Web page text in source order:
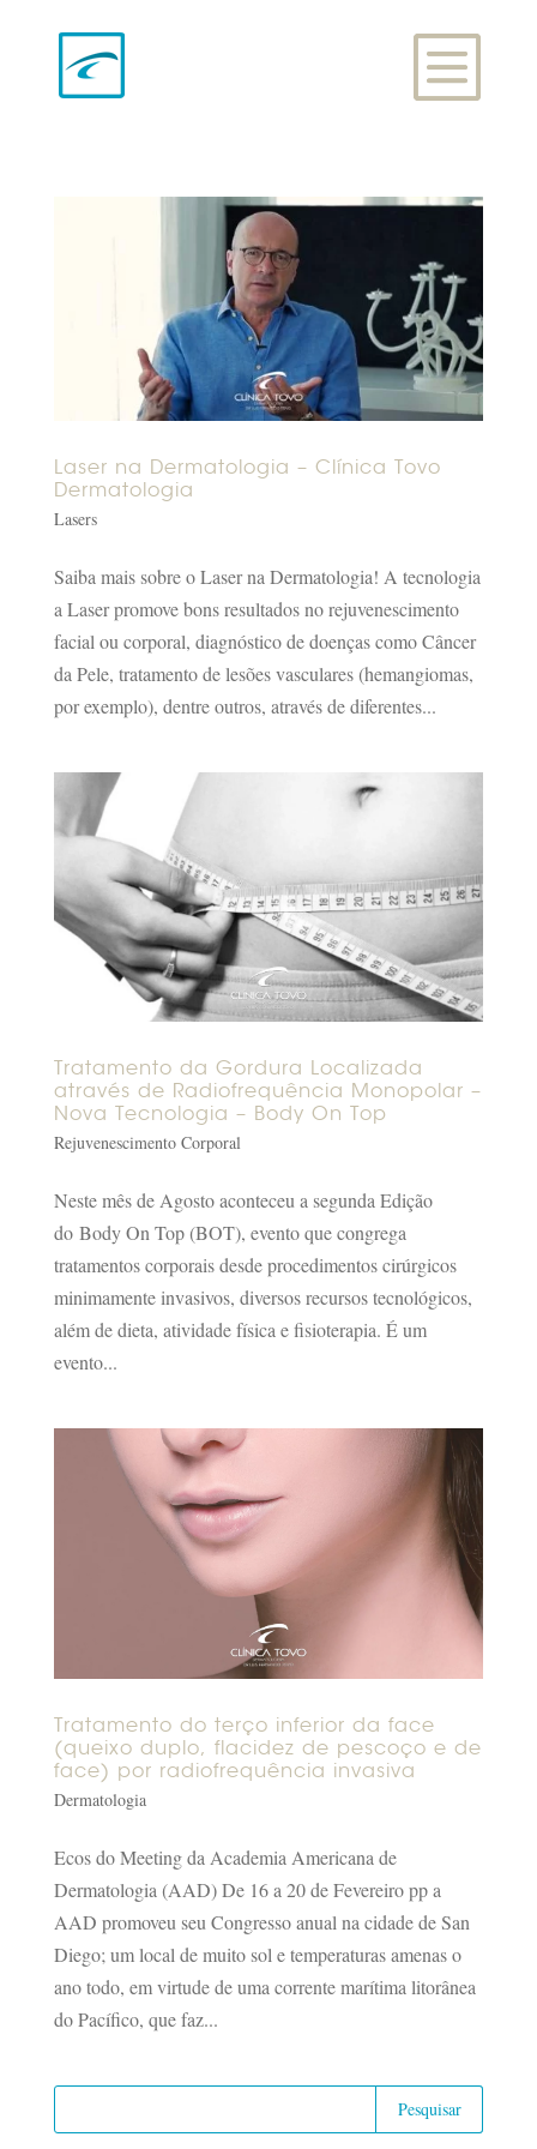
Laser na Dermatologia – Clínica Tovo
Dermatologia
Lasers
Saiba mais sobre o Laser na Dermatologia! A tecnologia
a Laser promove bons resultados no rejuvenescimento
facial ou corporal, diagnóstico de doenças como Câncer
da Pele, tratamento de lesões vasculares (hemangiomas,
por exemplo), dentre outros, através de diferentes...
Tratamento da Gordura Localizada
através de Radiofrequência Monopolar –
Nova Tecnologia – Body On Top
Rejuvenescimento Corporal
Neste mês de Agosto aconteceu a segunda Edição
do Body On Top (BOT), evento que congrega
tratamentos corporais desde procedimentos cirúrgicos
minimamente invasivos, diversos recursos tecnológicos,
além de dieta, atividade física e fisioterapia. É um
evento...
Tratamento do terço inferior da face
(queixo duplo, flacidez de pescoço e de
face) por radiofrequência invasiva
Dermatologia
Ecos do Meeting da Academia Americana de
Dermatologia (AAD) De 16 a 20 de Fevereiro pp a
AAD promoveu seu Congresso anual na cidade de San
Diego; um local de muito sol e temperaturas amenas o
ano todo, em virtude de uma corrente marítima litorânea
do Pacífico, que faz...